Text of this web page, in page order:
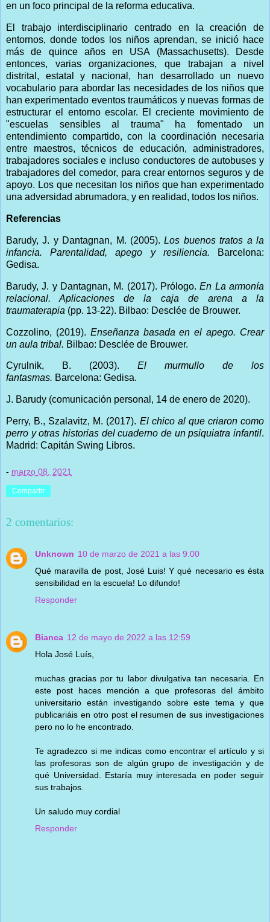
en un foco principal de la reforma educativa.
El trabajo interdisciplinario centrado en la creación de
entornos, donde todos los niños aprendan, se inició hace
más de quince años en USA (Massachusetts). Desde
entonces, varias organizaciones, que trabajan a nivel
distrital, estatal y nacional, han desarrollado un nuevo
vocabulario para abordar las necesidades de los niños que
han experimentado eventos traumáticos y nuevas formas de
estructurar el entorno escolar. El creciente movimiento de
"escuelas sensibles al trauma" ha fomentado un
entendimiento compartido, con la coordinación necesaria
entre maestros, técnicos de educación, administradores,
trabajadores sociales e incluso conductores de autobuses y
trabajadores del comedor, para crear entornos seguros y de
apoyo. Los que necesitan los niños que han experimentado
una adversidad abrumadora, y en realidad, todos los niños.
Referencias
Barudy, J. y Dantagnan, M. (2005).Los buenos tratos a la
infancia. Parentalidad, apego y resiliencia.
Barcelona:
Gedisa.
Barudy, J. y Dantagnan, M. (2017). Prólogo.En La armonía
relacional. Aplicaciones de la caja de arena a la
traumaterapia (pp. 13-22). Bilbao: Desclée de Brouwer.
Cozzolino, (2019). Enseñanza basada en el apego. Crear
un aula tribal. Bilbao: Desclée de Brouwer.
Cyrulnik, B. (2003). El murmullo de los
fantasmas. Barcelona: Gedisa.
J. Barudy (comunicación personal, 14 de enero de 2020).
Perry, B., Szalavitz, M. (2017). El chico al que criaron como
perro y otras historias del cuaderno de un psiquiatra infantil.
Madrid: Capitán Swing Libros.
- marzo 08, 2021
Compartir
2 comentarios:
Unknown 10 de marzo de 2021 a las 9:00
Qué maravilla de post, José Luis! Y qué necesario es ésta
sensibilidad en la escuela! Lo difundo!
Responder
Bianca 12 de mayo de 2022 a las 12:59
Hola José Luís,
muchas gracias por tu labor divulgativa tan necesaria. En
este post haces mención a que profesoras del ámbito
universitario están investigando sobre este tema y que
publicariáis en otro post el resumen de sus investigaciones
pero no lo he encontrado.
Te agradezco si me indicas como encontrar el artículo y si
las profesoras son de algún grupo de investigación y de
qué Universidad. Estaría muy interesada en poder seguir
sus trabajos.
Un saludo muy cordial
Responder